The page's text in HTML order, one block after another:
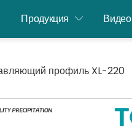
Продукция Видео
профиль XL-220